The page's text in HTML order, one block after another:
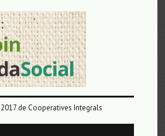
de Cooperatives Integrals